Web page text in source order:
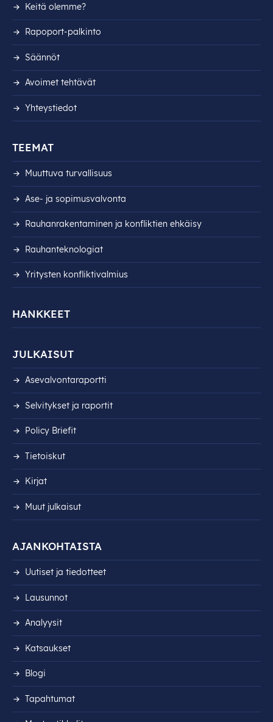
Keitä olemme?
Rapoport-palkinto
Säännöt
Avoimet tehtävät
Yhteystiedot
TEEMAT
Muuttuva turvallisuus
Ase- ja sopimusvalvonta
Rauhanrakentaminen ja konfliktien ehkäisy
Rauhanteknologiat
Yritysten konfliktivalmius
HANKKEET
JULKAISUT
Asevalvontaraportti
Selvitykset ja raportit
Policy Briefit
Tietoiskut
Kirjat
Muut julkaisut
AJANKOHTAISTA
Uutiset ja tiedotteet
Lausunnot
Analyysit
Katsaukset
Blogi
Tapahtumat